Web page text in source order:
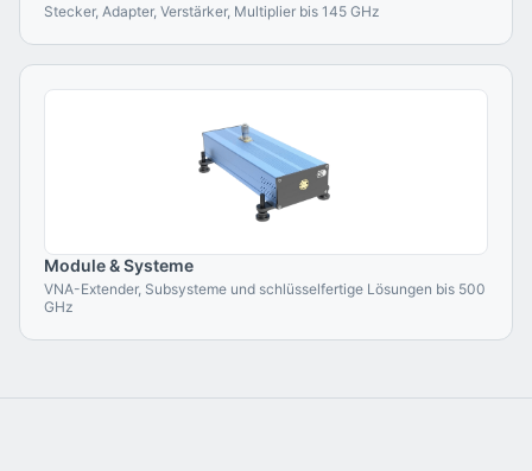
Stecker, Adapter, Verstärker, Multiplier bis 145 GHz
Module & Systeme
VNA-Extender, Subsysteme und schlüsselfertige Lösungen bis 500
GHz